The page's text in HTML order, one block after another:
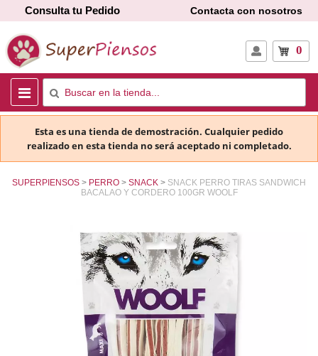
Consulta tu Pedido Contacta con nosotros
0
Esta es una tienda de demostración. Cualquier pedido
realizado en esta tienda no será aceptado ni completado.
SUPERPIENSOS PERRO SNACK
SNACK PERRO TIRAS SANDWICH
BACALAO Y CORDERO 100GR WOOLF